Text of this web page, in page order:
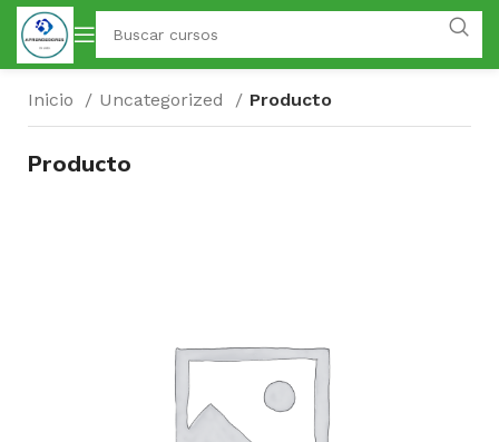
Inicio Uncategorized Producto
Producto